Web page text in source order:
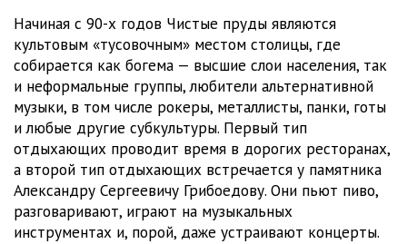
Начиная с 90-х годов Чистые пруды являются
культовым «тусовочным» местом столицы, где
собирается как богема — высшие слои населения, так
и неформальные группы, любители альтернативной
музыки, в том числе рокеры, металлисты, панки, готы
и любые другие субкультуры. Первый тип
отдыхающих проводит время в дорогих ресторанах,
а второй тип отдыхающих встречается у памятника
Александру Сергеевичу Грибоедову. Они пьют пиво,
разговаривают, играют на музыкальных
инструментах и, порой, даже устраивают концерты.